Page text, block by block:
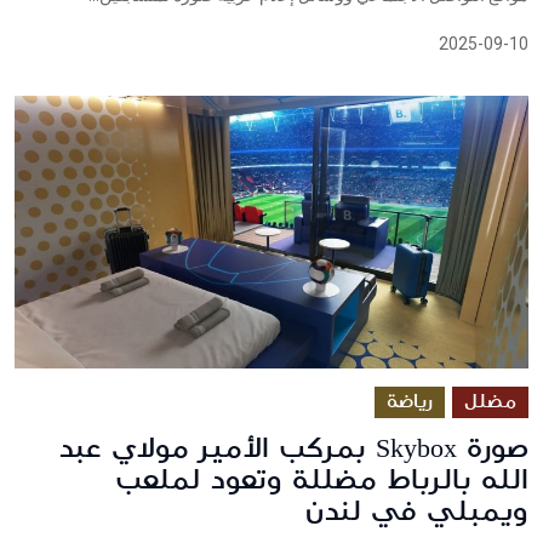
2025-09-10
مضلل رياضة
صورة Skybox بمركب الأمير مولاي عبد
الله بالرباط مضللة وتعود لملعب
ويمبلي في لندن